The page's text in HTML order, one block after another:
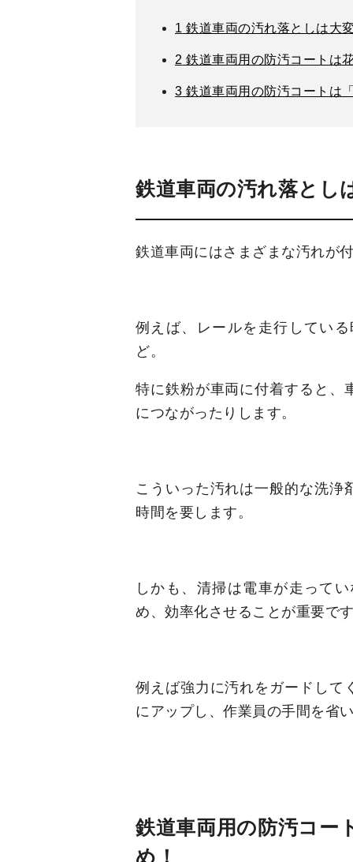
1 鉄道車両の汚れ落としは大
2 鉄道車両用の防汚コートは
3 鉄道車両用の防汚コートは
鉄道車両の汚れ落とし
鉄道車両にはさまざまな汚れが
例えば、レールを走行してい
ど。
特に鉄粉が車両に付着すると、
につながったりします。
こういった汚れは一般的な洗浄
時間を要します。
しかも、清掃は電車が走って
め、効率化させることが重要で
例えば強力に汚れをガードして
にアップし、作業員の手間を省
鉄道車両用の防汚コー
め！